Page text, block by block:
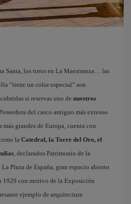
Santa, los toros en La Maestranza… las
“tiene un color especial” son
si reservas uno de nuestros
del casco antiguo más extenso
más grandes de Europa, cuenta con
la Catedral, la Torre del Oro, el
, declarados Patrimonio de la
Plaza de España, gran espacio abierto
1929 con motivo de la Exposición
ejemplo de arquitectura